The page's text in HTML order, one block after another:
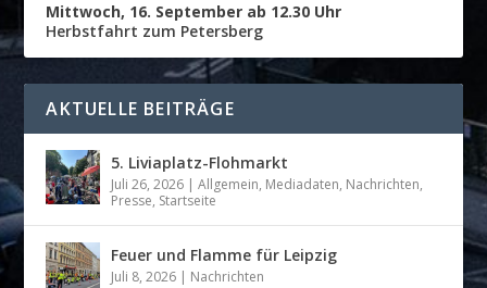
Mittwoch, 16. September ab 12.30 Uhr
Herbstfahrt zum Petersberg
AKTUELLE BEITRÄGE
5. Liviaplatz-Flohmarkt
Juli 26, 2026 |Allgemein, Mediadaten, Nachrichten,
Presse, Startseite
Feuer und Flamme für Leipzig
Juli 8, 2026 | Nachrichten